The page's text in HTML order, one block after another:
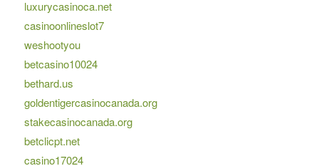
luxurycasinoca.net
casinoonlineslot7
weshootyou
betcasino10024
bethard.us
goldentigercasinocanada.org
stakecasinocanada.org
betclicpt.net
casino17024